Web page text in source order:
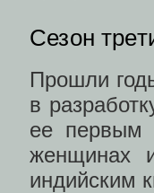
Сезон
Прошли
в
ее первым
женщинах
индийским